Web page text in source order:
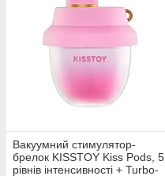
Вакуумний стимулятор-
брелок KISSTOY Kiss Pods, 5
рівнів інтенсивності + Turbo-